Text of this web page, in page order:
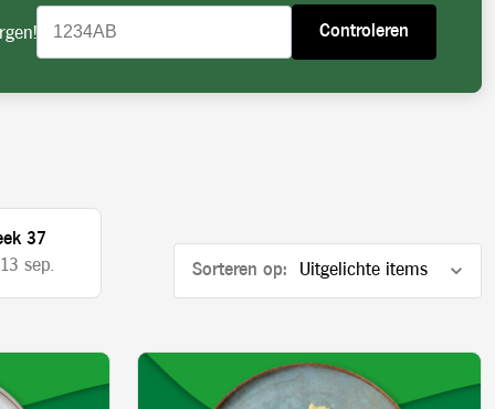
Controleren
37
sep.
Sorteren op: